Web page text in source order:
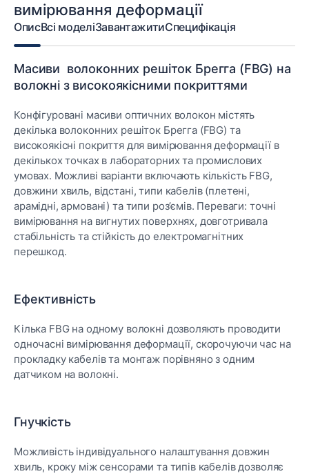
вимірювання деформації
ОписВсі моделіЗавантажитиСпецифікація
Масиви волоконних решіток Брегга (FBG) на
волокні з високоякісними покриттями
Конфігуровані масиви оптичних волокон містять
декілька волоконних решіток Брегга (FBG) та
високоякісні покриття для вимірювання деформації в
декількох точках в лабораторних та промислових
умовах. Можливі варіанти включають кількість FBG,
довжини хвиль, відстані, типи кабелів (плетені,
арамідні, армовані) та типи роз’ємів. Переваги: точні
вимірювання на вигнутих поверхнях, довготривала
стабільність та стійкість до електромагнітних
перешкод.
Ефективність
Кілька FBG на одному волокні дозволяють проводити
одночасні вимірювання деформації, скорочуючи час на
прокладку кабелів та монтаж порівняно з одним
датчиком на волокні.
Гнучкість
Можливість індивідуального налаштування довжин
хвиль, кроку між сенсорами та типів кабелів дозволяє